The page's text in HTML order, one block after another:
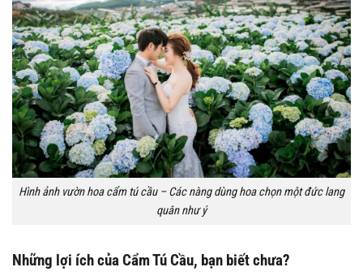
Hình ảnh vườn hoa cẩm tú cầu – Các nàng dùng hoa chọn một đức lang
quân như ý
Những lợi ích của Cẩm Tú Cầu, bạn biết chưa?